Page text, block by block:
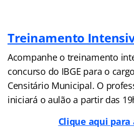
Treinamento
Acompanhe o treinamento
concurso do IBGE para o
Censitário Municipal. O
iniciará o aulão a partir das
Clique aqui